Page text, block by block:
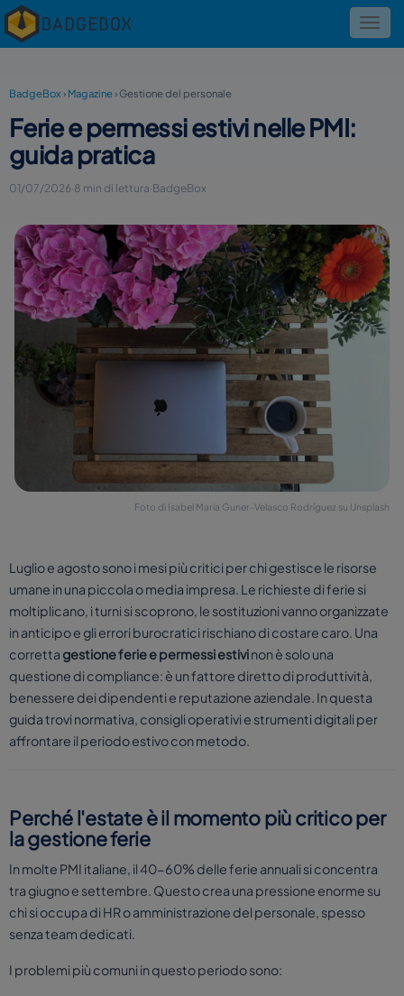
BadgeBox › Magazine › Gestione del personale
Ferie e permessi estivi nelle PMI:
guida pratica
01/07/2026·8 min di lettura·BadgeBox
Foto di Isabel Maria Guner-Velasco Rodríguez su Unsplash
Luglio e agosto sono i mesi più critici per chi gestisce le risorse
umane in una piccola o media impresa. Le richieste di ferie si
moltiplicano, i turni si scoprono, le sostituzioni vanno organizzate
in anticipo e gli errori burocratici rischiano di costare caro. Una
corretta gestione ferie e permessi estivinon è solo una
questione di compliance: è un fattore diretto di produttività,
benessere dei dipendenti e reputazione aziendale. In questa
guida trovi normativa, consigli operativi e strumenti digitali per
affrontare il periodo estivo con metodo.
Perché l'estate è il momento più critico per
la gestione ferie
In molte PMI italiane, il 40-60% delle ferie annuali si concentra
tra giugno e settembre. Questo crea una pressione enorme su
chi si occupa di HR o amministrazione del personale, spesso
senza team dedicati.
I problemi più comuni in questo periodo sono: